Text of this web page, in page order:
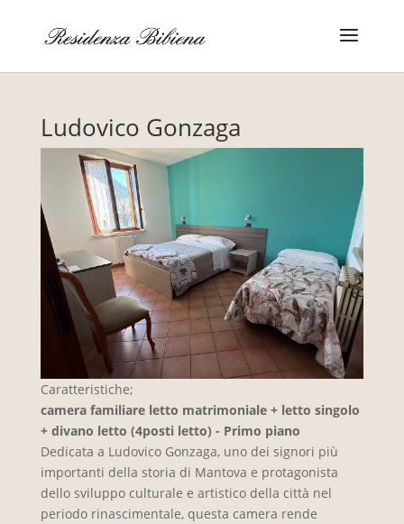
Ludovico Gonzaga
Caratteristiche;
camera familiare letto matrimoniale + letto singolo
+ divano letto (4posti letto) - Primo piano
Dedicata a Ludovico Gonzaga, uno dei signori più
importanti della storia di Mantova e protagonista
dello sviluppo culturale e artistico della città nel
periodo rinascimentale, questa camera rende